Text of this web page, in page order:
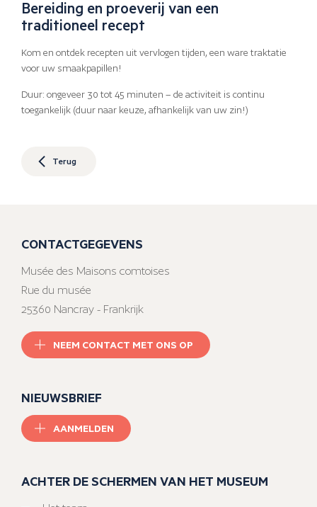
Bereiding en proeverij van een
traditioneel recept
Kom en ontdek recepten uit vervlogen tijden, een ware traktatie
voor uw smaakpapillen!
Duur: ongeveer 30 tot 45 minuten – de activiteit is continu
toegankelijk (duur naar keuze, afhankelijk van uw zin!)
Terug
CONTACTGEGEVENS
Musée des Maisons comtoises
Rue du musée
25360 Nancray - Frankrijk
NEEM CONTACT MET ONS OP
NIEUWSBRIEF
AANMELDEN
ACHTER DE SCHERMEN VAN HET MUSEUM